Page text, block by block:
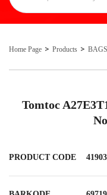
Home Page Products BAGS
Tomtoc
PRODUCT CODE 41903